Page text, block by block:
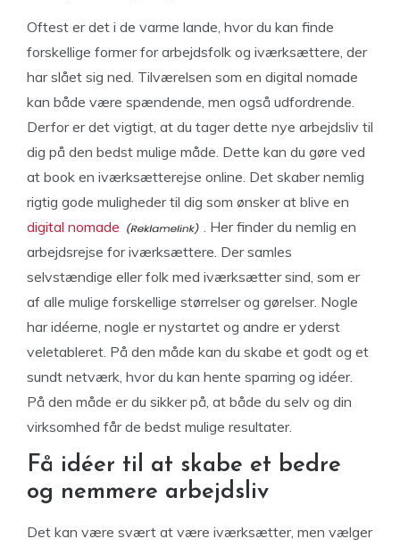
Oftest er det i de varme lande, hvor du kan finde
forskellige former for arbejdsfolk og iværksættere, der
har slået sig ned. Tilværelsen som en digital nomade
kan både være spændende, men også udfordrende.
Derfor er det vigtigt, at du tager dette nye arbejdsliv til
dig på den bedst mulige måde. Dette kan du gøre ved
at book en iværksætterejse online. Det skaber nemlig
rigtig gode muligheder til dig som ønsker at blive en
digital nomade
. Her finder du nemlig en
arbejdsrejse for iværksættere. Der samles
selvstændige eller folk med iværksætter sind, som er
af alle mulige forskellige størrelser og gørelser. Nogle
har idéerne, nogle er nystartet og andre er yderst
veletableret. På den måde kan du skabe et godt og et
sundt netværk, hvor du kan hente sparring og idéer.
På den måde er du sikker på, at både du selv og din
virksomhed får de bedst mulige resultater.
Få idéer til at skabe et bedre
og nemmere arbejdsliv
Det kan være svært at være iværksætter, men vælger